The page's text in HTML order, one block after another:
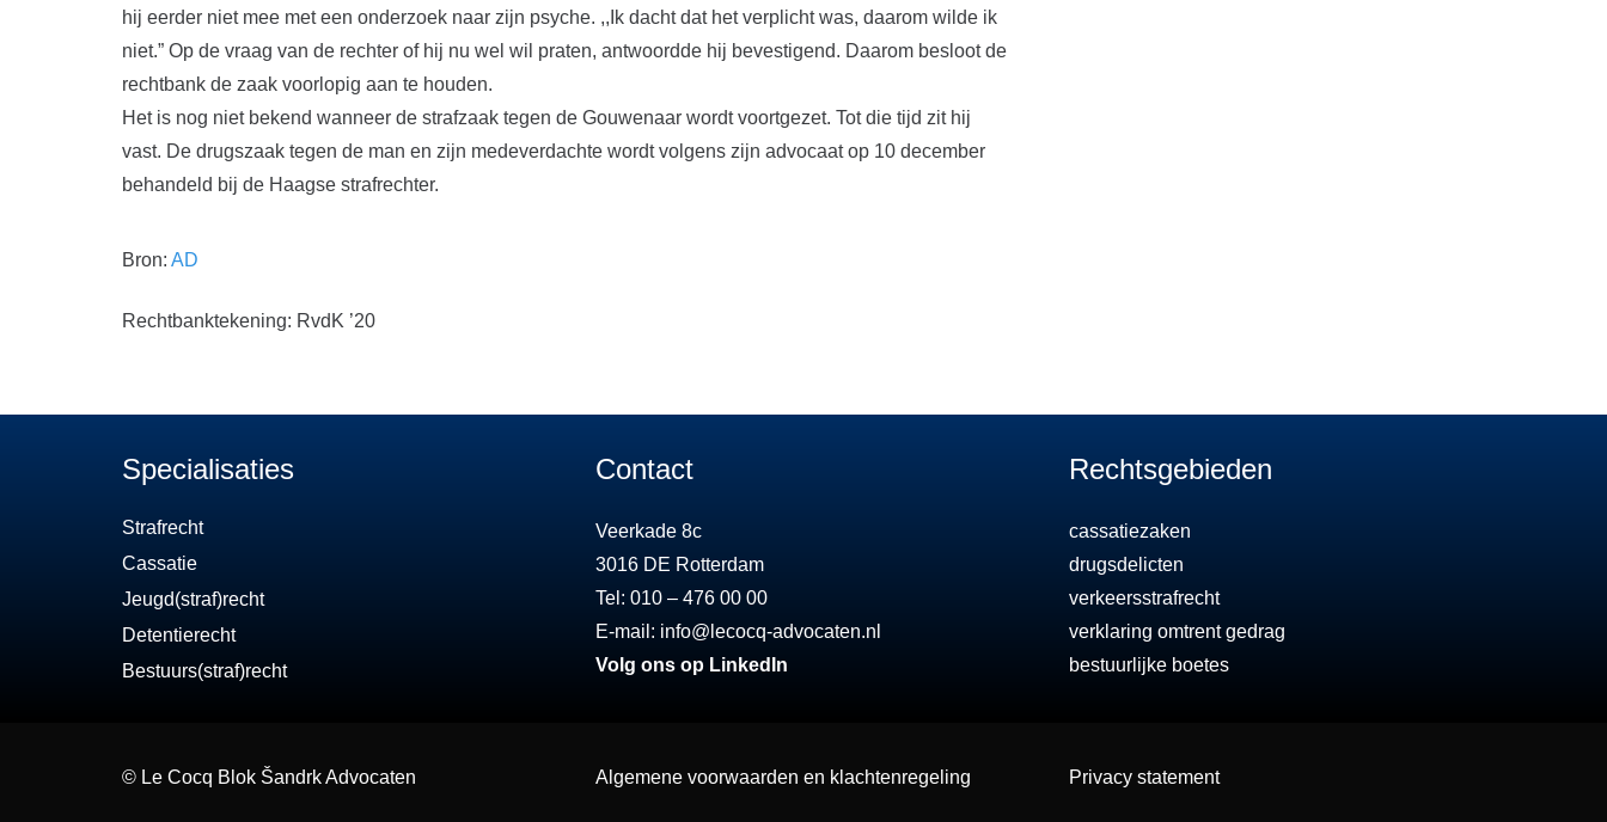
hij eerder niet mee met een onderzoek naar zijn psyche. ,,Ik dacht dat het verplicht was, daarom wilde ik
niet.” Op de vraag van de rechter of hij nu wel wil praten, antwoordde hij bevestigend. Daarom besloot de
rechtbank de zaak voorlopig aan te houden.
Het is nog niet bekend wanneer de strafzaak tegen de Gouwenaar wordt voortgezet. Tot die tijd zit hij
vast. De drugszaak tegen de man en zijn medeverdachte wordt volgens zijn advocaat op 10 december
behandeld bij de Haagse strafrechter.
Bron: AD
Rechtbanktekening: RvdK ’20
Specialisaties
Strafrecht
Cassatie
Jeugd(straf)recht
Detentierecht
Bestuurs(straf)recht
Contact
Veerkade 8c
3016 DE Rotterdam
Tel: 010 – 476 00 00
E-mail: info@lecocq-advocaten.nl
Volg ons op LinkedIn
Rechtsgebieden
cassatiezaken
drugsdelicten
verkeersstrafrecht
verklaring omtrent gedrag
bestuurlijke boetes
© Le Cocq Blok Šandrk Advocaten Algemene voorwaarden en klachtenregeling Privacy statement